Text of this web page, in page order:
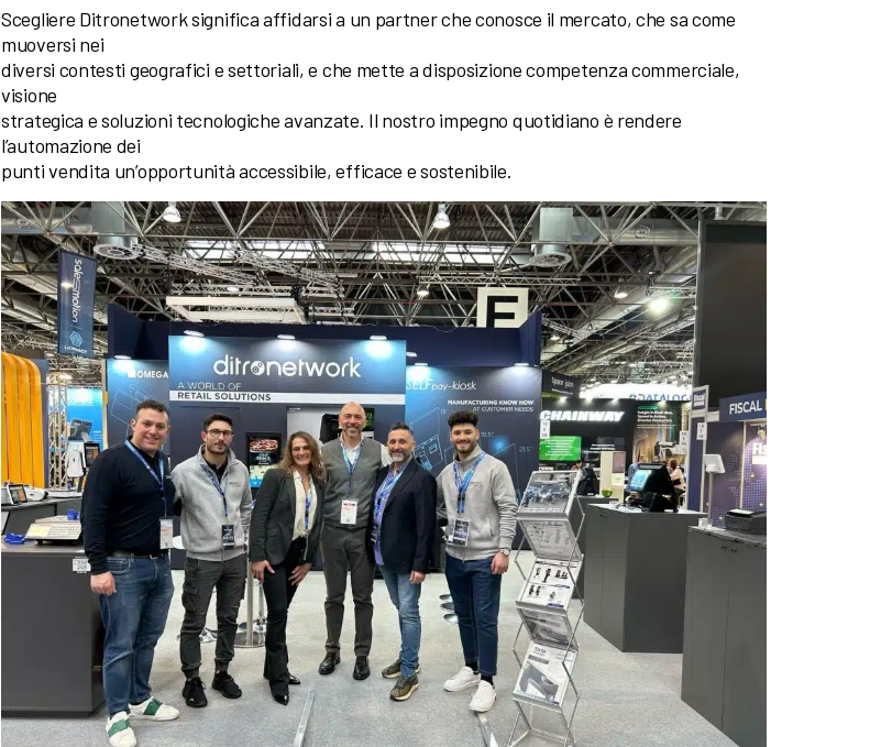
Scegliere Ditronetwork significa affidarsi a un partner che conosce il mercato, che sa come
muoversi nei
diversi contesti geografici e settoriali, e che mette a disposizione competenza commerciale,
visione
strategica e soluzioni tecnologiche avanzate. Il nostro impegno quotidiano è rendere
l’automazione dei
punti vendita un’opportunità accessibile, efficace e sostenibile.